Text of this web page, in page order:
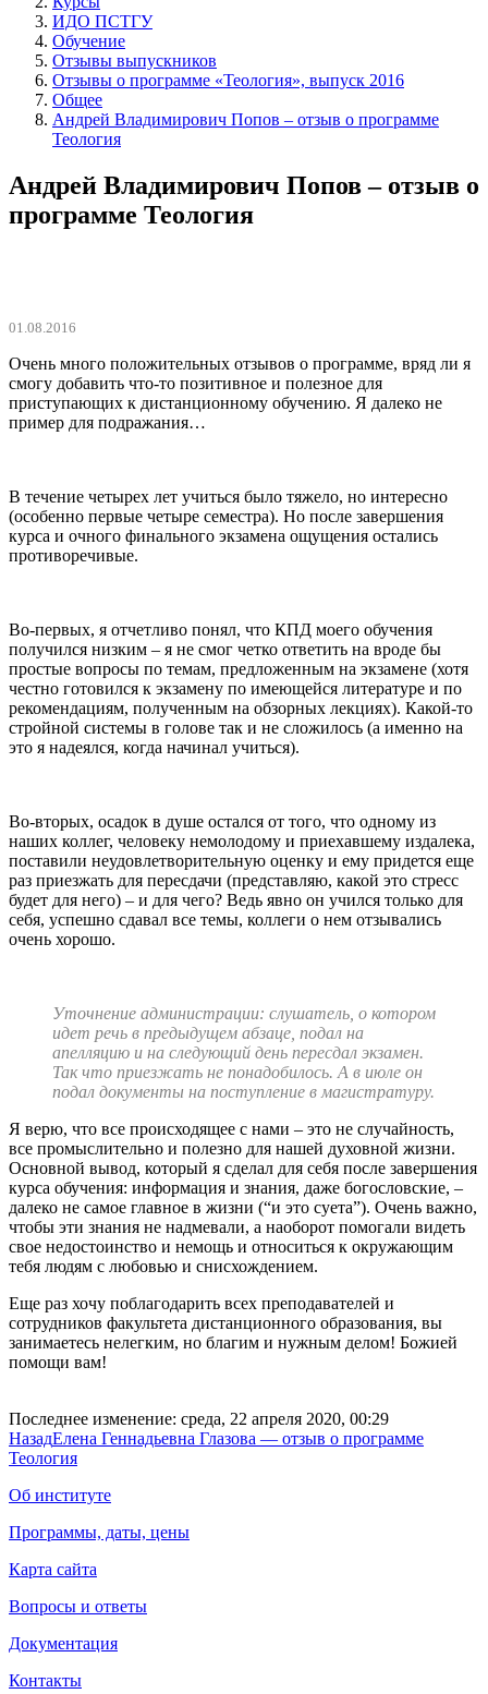
ИДО ПСТГУ
Обучение
Отзывы выпускников
Отзывы о программе «Теология», выпуск 2016
Общее
Андрей Владимирович Попов – отзыв о программе
Теология
Андрей Владимирович Попов – отзыв о
программе Теология
01.08.2016
Очень много положительных отзывов о программе, вряд ли я
смогу добавить что-то позитивное и полезное для
приступающих к дистанционному обучению. Я далеко не
пример для подражания…
В течение четырех лет учиться было тяжело, но интересно
(особенно первые четыре семестра). Но после завершения
курса и очного финального экзамена ощущения остались
противоречивые.
Во-первых, я отчетливо понял, что КПД моего обучения
получился низким – я не смог четко ответить на вроде бы
простые вопросы по темам, предложенным на экзамене (хотя
честно готовился к экзамену по имеющейся литературе и по
рекомендациям, полученным на обзорных лекциях). Какой-то
стройной системы в голове так и не сложилось (а именно на
это я надеялся, когда начинал учиться).
Во-вторых, осадок в душе остался от того, что одному из
наших коллег, человеку немолодому и приехавшему издалека,
поставили неудовлетворительную оценку и ему придется еще
раз приезжать для пересдачи (представляю, какой это стресс
будет для него) – и для чего? Ведь явно он учился только для
себя, успешно сдавал все темы, коллеги о нем отзывались
очень хорошо.
Уточнение администрации: слушатель, о котором
идет речь в предыдущем абзаце, подал на
апелляцию и на следующий день пересдал экзамен.
Так что приезжать не понадобилось. А в июле он
подал документы на поступление в магистратуру.
Я верю, что все происходящее с нами – это не случайность,
все промыслительно и полезно для нашей духовной жизни.
Основной вывод, который я сделал для себя после завершения
курса обучения: информация и знания, даже богословские, –
далеко не самое главное в жизни (“и это суета”). Очень важно,
чтобы эти знания не надмевали, а наоборот помогали видеть
свое недостоинство и немощь и относиться к окружающим
тебя людям с любовью и снисхождением.
Еще раз хочу поблагодарить всех преподавателей и
сотрудников факультета дистанционного образования, вы
занимаетесь нелегким, но благим и нужным делом! Божией
помощи вам!
Последнее изменение: среда, 22 апреля 2020, 00:29
НазадЕлена Геннадьевна Глазова — отзыв о программе
Теология
Об институте
Программы, даты, цены
Карта сайта
Вопросы и ответы
Документация
Контакты